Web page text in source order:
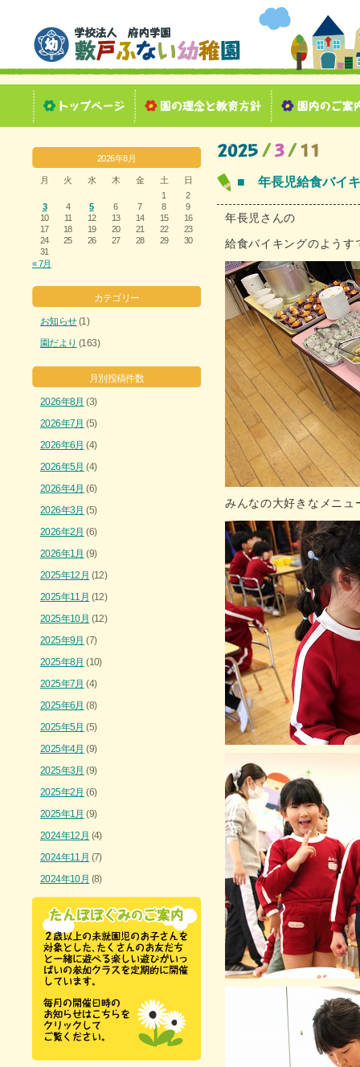
2026年8月
月 火 水 木 金 土
日
1
2
3
4 5 6 7 8
9
10
11 12 13 14 15
16
17
18 19 20 21 22
23
24
25 26 27 28 29
30
31
« 7月
カテゴリー
お知らせ(1)
園だより (163)
月別投稿件数
2026年8月 (3)
2026年7月 (5)
2026年6月 (4)
2026年5月 (4)
2026年4月 (6)
2026年3月 (5)
2026年2月 (6)
2026年1月 (9)
2025年12月 (12)
2025年11月 (12)
2025年10月 (12)
2025年9月 (7)
2025年8月 (10)
2025年7月 (4)
2025年6月 (8)
2025年5月 (5)
2025年4月 (9)
2025年3月 (9)
2025年2月 (6)
2025年1月 (9)
2024年12月 (4)
2024年11月 (7)
2024年10月 (8)
■ 年長児給食バイ
年長児さんの
給食バイキングのようす
みんなの大好きなメニュ